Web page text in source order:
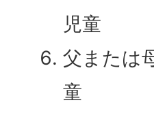
児童
父または
童